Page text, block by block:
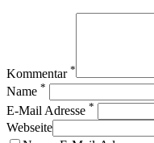
Kommentar *
Name *
E-Mail Adresse *
Webseite